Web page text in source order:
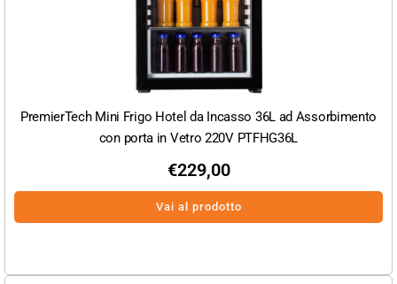
PremierTech Mini Frigo Hotel da Incasso 36L ad Assorbimento
con porta in Vetro 220V PTFHG36L
€229,00
Vai al prodotto